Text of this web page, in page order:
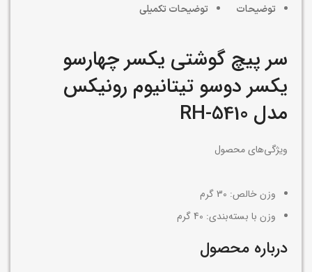
توضیحات توضیحات تکمیلی
سر پیچ گوشتی یکسر چهارسو
یکسر دوسو تیتانیوم رونیکس
مدل RH-5410
ویژگی‌های محصول
وزن خالص: 30 گرم
وزن با بسته‌بندی: 40 گرم
درباره محصول